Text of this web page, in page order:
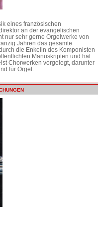
eines französischen
an der evangelischen
nur sehr gerne Orgelwerke von
Jahren das gesamte
die Enkelin des Komponisten
Manuskripten und hat
Chorwerken vorgelegt, darunter
für Orgel.